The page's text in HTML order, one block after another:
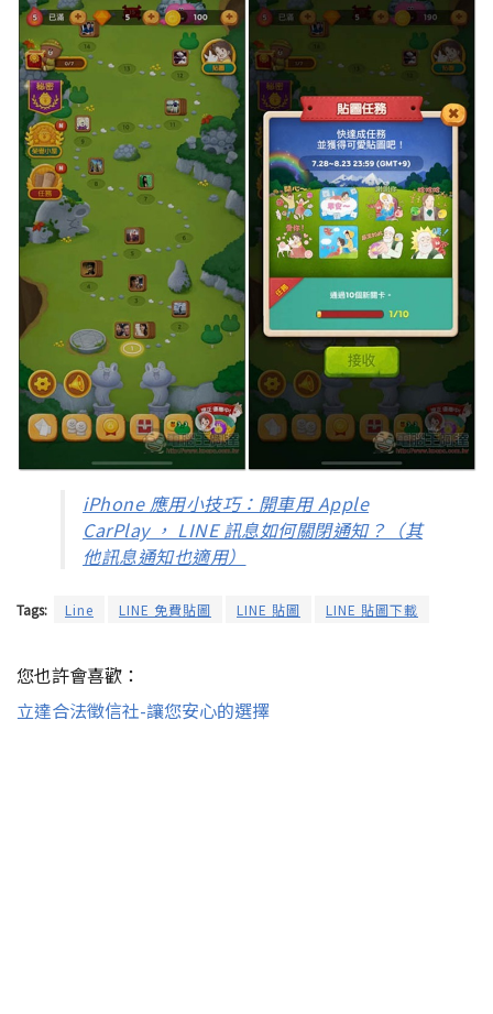
iPhone 應用小技巧：開車用 Apple
CarPlay ， LINE 訊息如何關閉通知？（其
他訊息通知也適用）
Tags: Line LINE 免費貼圖 LINE 貼圖 LINE 貼圖下載
您也許會喜歡：
立達合法徵信社-讓您安心的選擇